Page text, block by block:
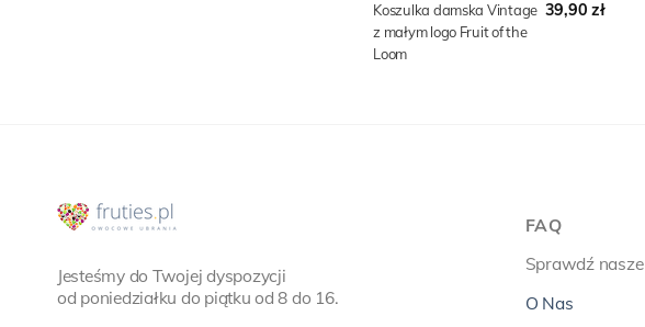
Koszulka damska Vintage
z małym logo Fruit of the
Loom
39,90 zł
Jesteśmy do Twojej dyspozycji
od poniedziałku do piątku od 8 do 16.
FAQ
Sprawdź nasze
O Nas